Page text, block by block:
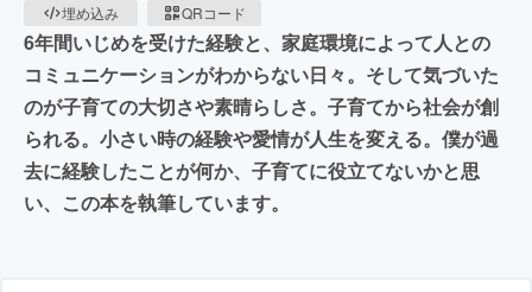
埋め込み
QRコード
6年間いじめを受けた経験と、家庭環境によって人との
コミュニケーションがわからない日々。そして気づいた
のが子育ての大切さや素晴らしさ。子育てから社会が創
られる。小さい時の経験や愛情が人生を変える。僕が過
去に経験したことが何か、子育てに役立てないかと思
い、この本を執筆しています。